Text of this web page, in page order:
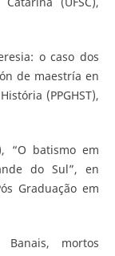
o caso dos
de maestría en
(PPGHST),
“O batismo em
do Sul”, en
Graduação em
mortos